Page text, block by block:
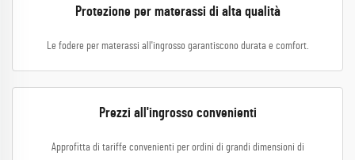
Protezione per materassi di alta qualità
Le fodere per materassi all'ingrosso garantiscono durata e comfort.
Prezzi all'ingrosso convenienti
Approfitta di tariffe convenienti per ordini di grandi dimensioni di